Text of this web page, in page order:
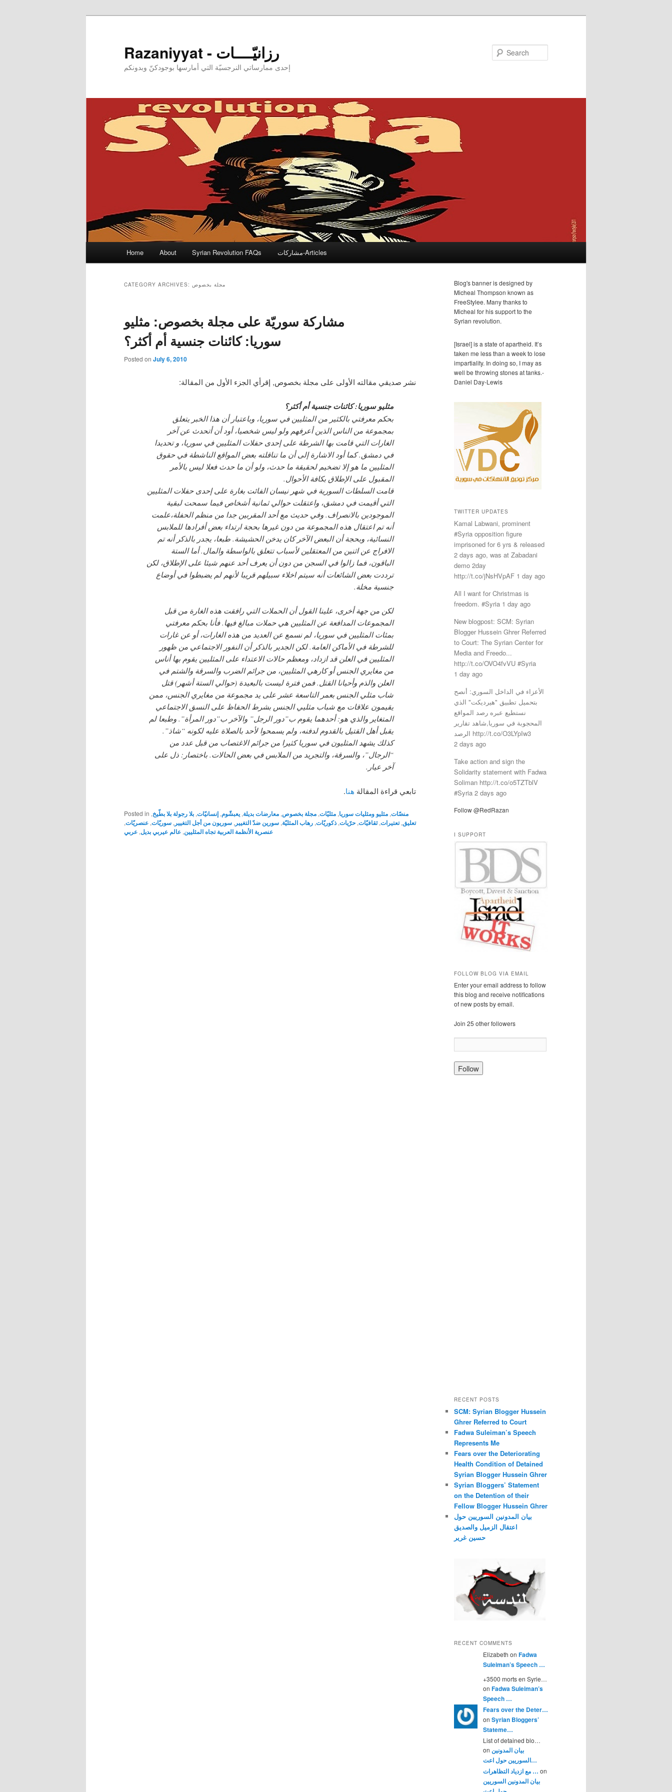
Razaniyyat - رزانيّــــات
إحدى ممارساتي النرجسيّة التي أمارسها بوجودكنّ وبدونكم
Skip to primary content
Skip to secondary content
Home About Syrian Revolution FAQs مشاركات-Articles
CATEGORY ARCHIVES: مجلة بخصوص
مشاركة سوريّة على مجلة بخصوص: مثليو
سوريا: كائنات جنسية أم أكثر؟
Posted on July 6, 2010
نشر صديقي مقالته الأولى على مجلة بخصوص, إقرأي الجزء الأول من المقالة:
مثليو سوريا: كائنات جنسية أم أكثر؟
بحكم معرفتي بالكثير من المثليين في سوريا، وباعتبار أن هذا الخبر يتعلق
بمجموعة من الناس الذين أعرفهم ولو ليس شخصيا، أود أن أتحدث عن آخر
الغارات التي قامت بها الشرطة على إحدى حفلات المثليين في سوريا، و تحديدا
في دمشق. كما أود الاشارة إلى أن ما تناقلته بعض المواقع الناشطة في حقوق
المثليين ما هو إلا تضخيم لحقيقة ما حدث، ولو أن ما حدث فعلا ليس بالأمر
المقبول على الإطلاق بكافة الأحوال.
قامت السلطات السورية في شهر نيسان الفائت بغارة على إحدى حفلات المثليين
التي أقيمت في دمشق، واعتقلت حوالي ثمانية أشخاص فيما سمحت لبقية
الموجودين بالانصراف. وفي حديث مع أحد المقربين جدا من منظم الحفلة،علمت
أنه تم اعتقال هذه المجموعة من دون غيرها بحجة ارتداء بعض أفرادها للملابس
النسائية، وبحجة أن البعض الآخر كان يدخن الحشيشة. طبعا، يجدر بالذكر أنه تم
الافراج عن اثنين من المعتقلين لأسباب تتعلق بالواسطة والمال. أما الستة
الباقون، فما زالوا في السجن من دون أن يعرف أحد عنهم شيئا على الإطلاق، لكن
ترددت بعض الشائعات أنه سيتم اخلاء سبيلهم قريبا لأنهم لم يضبطوا في أوضاع
جنسية مخلة.
لكن من جهة أخرى، علينا القول أن الحملات التي رافقت هذه الغارة من قبل
المجموعات المدافعة عن المثليين هي حملات مبالغ فيها. فأنا بحكم معرفتي
بمئات المثليين في سوريا، لم نسمع عن العديد من هذه الغارات، أو عن غارات
للشرطة في الأماكن العامة. لكن الجدير بالذكر أن النفور الاجتماعي من ظهور
المثليين في العلن قد ازداد، ومعظم حالات الاعتداء على المثليين يقوم بها أناس
من مغايري الجنس أو كارهي المثليين، من جرائم الضرب والسرقة والشتم في
العلن والذم وأحيانا القتل. فمن فترة ليست بالبعيدة (حوالي الستة أشهر) قتل
شاب مثلي الجنس بعمر التاسعة عشر على يد مجموعة من مغايري الجنس، ممن
يقيمون علاقات مع شباب مثليي الجنس بشرط الحفاظ على النسق الاجتماعي
المتغاير والذي هو: أحدهما يقوم ب”دور الرجل” والآخر ب”دور المرأة”. وطبعا لم
يقبل أهل القتيل بالقدوم لدفنه، ولم يسمحوا لأحد بالصلاة عليه لكونه “شاذ”.
كذلك يشهد المثليون في سوريا كثيرا من جرائم الاغتصاب من قبل عدد من
“الرجال”، والسرقة، والتجريد من الملابس في بعض الحالات. باختصار: ذل على
آخر عيار.
تابعي قراءة المقالة هنا.
Posted in منصّات, مثليو ومثليات سوريا, مثليّات, مجلة بخصوص, معارضات بديلة, يعبشّوم, إنسانيّات, بلا رجولة بلا بطّيخ,
تعليق,تعتيرات,ثقافيّات, حرّيات,ذكوريّات, رهاب المثليّة, سورين ضدّ التغيير , سوريون من أجل التغيير , سوريّات, عنصريّات,
عنصرية الأنظمة العربية تجاه المثليين, عالم عيربي بديل, عربي
Blog's banner is designed by
Micheal Thompson known as
FreeStylee. Many thanks to
Micheal for his support to the
Syrian revolution.
[Israel] is a state of apartheid. It’s
taken me less than a week to lose
impartiality. In doing so, I may as
well be throwing stones at tanks.-
Daniel Day-Lewis
TWITTER UPDATES
Kamal Labwani, prominent
#Syria opposition figure
imprisoned for 6 yrs & released
2 days ago, was at Zabadani
demo 2day
http://t.co/jNsHVpAF 1 day ago
All I want for Christmas is
freedom. #Syria 1 day ago
New blogpost: SCM: Syrian
Blogger Hussein Ghrer Referred
to Court: The Syrian Center for
Media and Freedo...
http://t.co/OVO4fvVU #Syria
1 day ago
الأعزاء في الداخل السوري: أنصح
بتحميل تطبيق "هيرديكت" الذي
نستطيع عبره رصد المواقع
المحجوبة في سوريا,شاهد تقارير
الرصد http://t.co/O3LYpIw3
2 days ago
Take action and sign the
Solidarity statement with Fadwa
Soliman http://t.co/o5TZTblV
#Syria 2 days ago
Follow @RedRazan
I SUPPORT
FOLLOW BLOG VIA EMAIL
Enter your email address to follow
this blog and receive notifications
of new posts by email.
Join 25 other followers
RECENT POSTS
SCM: Syrian Blogger Hussein
Ghrer Referred to Court
Fadwa Suleiman’s Speech
Represents Me
Fears over the Deteriorating
Health Condition of Detained
Syrian Blogger Hussein Ghrer
Syrian Bloggers’ Statement
on the Detention of their
Fellow Blogger Hussein Ghrer
بيان المدونين السوريين حول
اعتقال الزميل والصديق
حسين غرير
RECENT COMMENTS
Elizabeth on Fadwa
Suleiman’s Speech …
+3500 morts en Syrie…
on Fadwa Suleiman’s
Speech …
Fears over the Deter…
on Syrian Bloggers’
Stateme…
List of detained blo…
on بيان المدونين
السوريين حول اعت…
مع ازدياد التظاهرات … on
بيان المدونين السوريين